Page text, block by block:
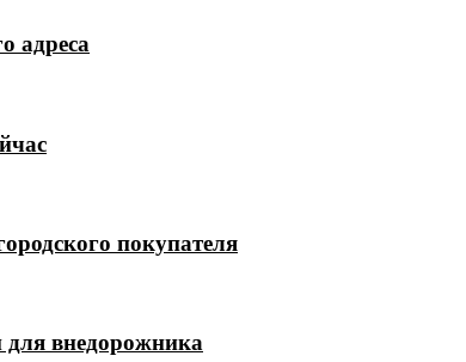
адреса
покупателя
внедорожника